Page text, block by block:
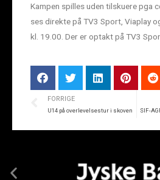
Kampen spilles uden tilskuere pga
ses direkte på TV3 Sport, Viaplay
kl. 19.00. Der er optakt på TV3
FORRIGE
U14 på overlevelsestur i skoven SIF-